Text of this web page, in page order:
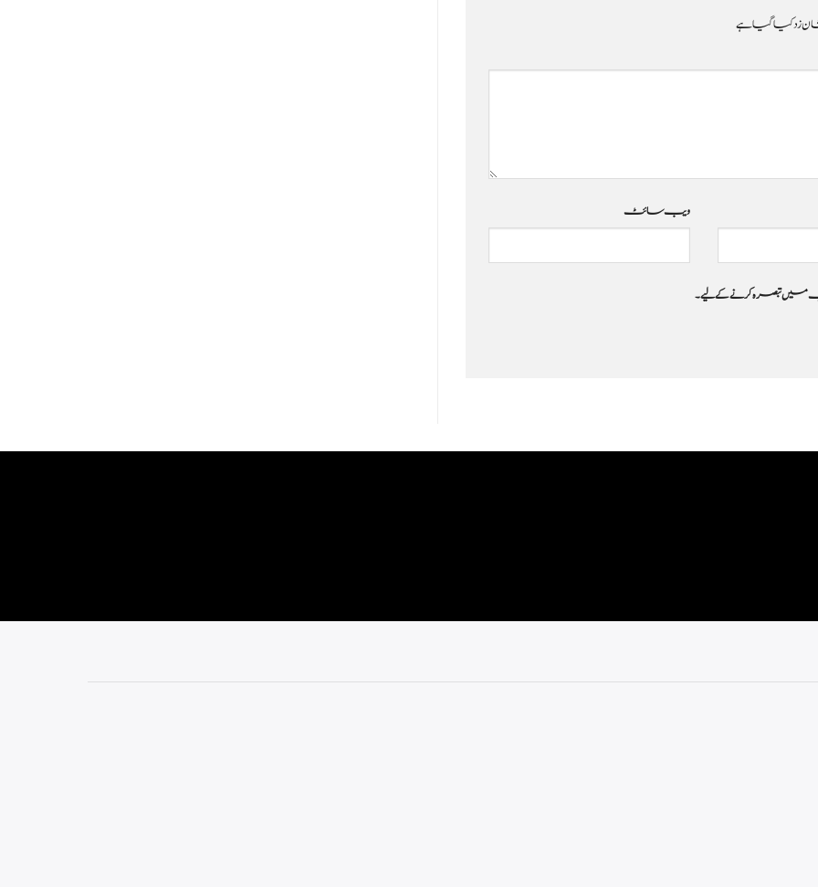
زد کیا گیا ہے
ویب‌ سائٹ
جب میں تبصرہ کرنے کےلیے۔